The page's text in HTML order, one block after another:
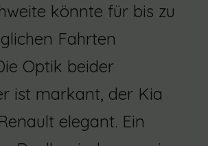
könnte für bis zu
Fahrten
Optik beider
ist markant, der Kia
elegant. Ein